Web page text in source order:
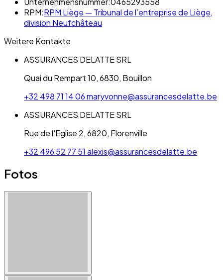
RPM:RPM Liège — Tribunal de l’entreprise de Liège,
division Neufchâteau
Weitere Kontakte
ASSURANCES DELATTE SRL
Quai du Rempart 10, 6830, Bouillon
+32 498 71 14 06maryvonne@assurancesdelatte.be
ASSURANCES DELATTE SRL
Rue de l'Eglise 2, 6820, Florenville
+32 496 52 77 51 alexis@assurancesdelatte.be
Fotos